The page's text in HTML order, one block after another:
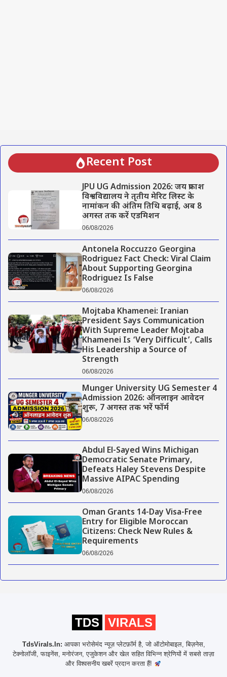
Recent Post
JPU UG Admission 2026: जय प्रकाश
विश्वविद्यालय ने तृतीय मेरिट लिस्ट के
नामांकन की अंतिम तिथि बढ़ाई, अब 8
अगस्त तक करें एडमिशन
06/08/2026
Antonela Roccuzzo Georgina
Rodriguez Fact Check: Viral Claim
About Supporting Georgina
Rodriguez Is False
06/08/2026
Mojtaba Khamenei: Iranian
President Says Communication
With Supreme Leader Mojtaba
Khamenei Is ‘Very Difficult’, Calls
His Leadership a Source of
Strength
06/08/2026
Munger University UG Semester 4
Admission 2026: ऑनलाइन आवेदन
शुरू, 7 अगस्त तक भरें फॉर्म
06/08/2026
Abdul El-Sayed Wins Michigan
Democratic Senate Primary,
Defeats Haley Stevens Despite
Massive AIPAC Spending
06/08/2026
Oman Grants 14-Day Visa-Free
Entry for Eligible Moroccan
Citizens: Check New Rules &
Requirements
06/08/2026
TDS VIRALS
TdsVirals.In: आपका भरोसेमंद न्यूज़ प्लेटफ़ॉर्म है, जो ऑटोमोबाइल, बिज़नेस,
टेक्नोलॉजी, फाइनेंस, मनोरंजन, एजुकेशन और खेल सहित विभिन्न श्रेणियों में सबसे ताज़ा
और विश्वसनीय खबरें प्रदान करता हैं!